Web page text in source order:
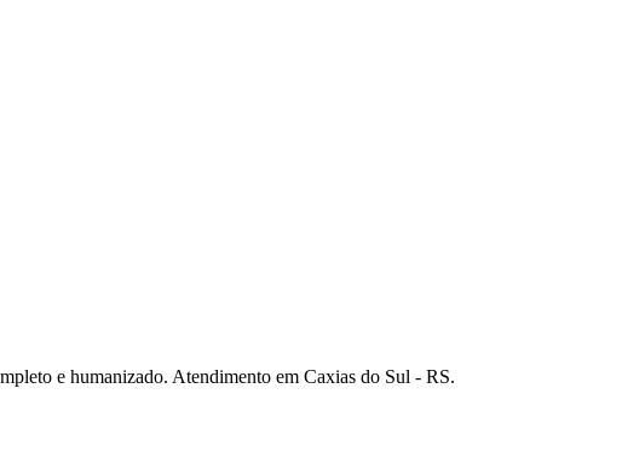
e humanizado. Atendimento em Caxias do Sul - RS.